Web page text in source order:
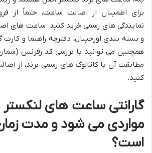
برای اطمینان از اصالت ساعت، حتماً از
نمایندگی های رسمی خرید کنید. ساعت های
و بسته بندی اورجینال، دفترچه راهنما و کارت
همچنین می توانید با بررسی کد رفرنس
مطابقت آن با کاتالوگ های رسمی برند، از
کنید.
گارانتی ساعت های
مواردی می شود و مدت
است؟